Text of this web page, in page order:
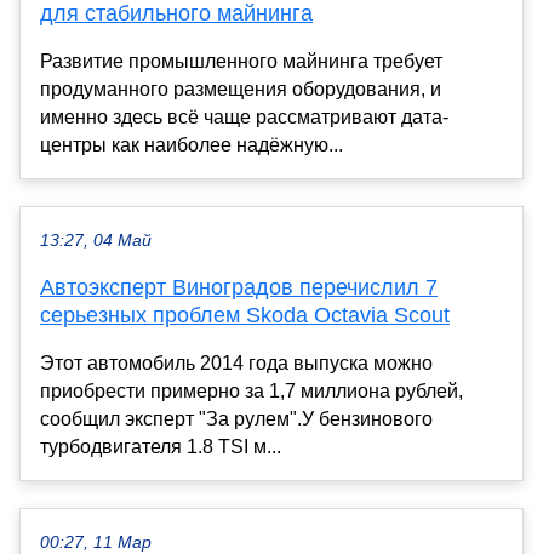
для стабильного майнинга
Развитие промышленного майнинга требует
продуманного размещения оборудования, и
именно здесь всё чаще рассматривают дата-
центры как наиболее надёжную...
13:27, 04 Май
Автоэксперт Виноградов перечислил 7
серьезных проблем Skoda Octavia Scout
Этот автомобиль 2014 года выпуска можно
приобрести примерно за 1,7 миллиона рублей,
сообщил эксперт "За рулем".У бензинового
турбодвигателя 1.8 TSI м...
00:27, 11 Мар